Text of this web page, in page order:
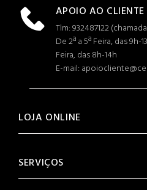
APOIO AO CLIENTE
Tlm: 932487122 (c
De 2ª a 5ª Feira, das 9h-
Feira, das 8h-14h
E-mail:
LOJA ONLINE
SERVIÇOS